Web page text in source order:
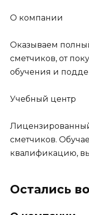
О компании
Оказываем
сметчиков, от
обучения и
Учебный центр
сметчиков.
квалификацию,
Остались